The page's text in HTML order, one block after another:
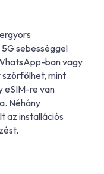
sebességgel
ban vagy
szörfölhet, mint
eSIM-re van
Néhány
az installációs